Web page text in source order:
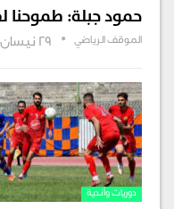
حمود جبلة: طموحنا
الموقف الرياضي 29 نيسان , 2023
دوريات وأندية